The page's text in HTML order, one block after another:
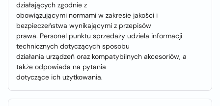
działających zgodnie z
obowiązującymi normami w zakresie jakości i
bezpieczeństwa wynikającymi z przepisów
prawa. Personel punktu sprzedaży udziela informacji
technicznych dotyczących sposobu
działania urządzeń oraz kompatybilnych akcesoriów, a
także odpowiada na pytania
dotyczące ich użytkowania.